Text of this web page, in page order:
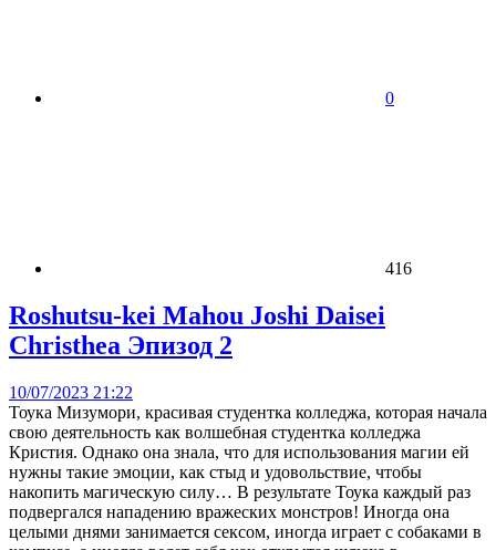
0
416
Roshutsu-kei Mahou Joshi Daisei
Christhea Эпизод 2
10/07/2023 21:22
Тоука Мизумори, красивая студентка колледжа, которая начала
свою деятельность как волшебная студентка колледжа
Кристия. Однако она знала, что для использования магии ей
нужны такие эмоции, как стыд и удовольствие, чтобы
накопить магическую силу… В результате Тоука каждый раз
подвергался нападению вражеских монстров! Иногда она
целыми днями занимается сексом, иногда играет с собаками в